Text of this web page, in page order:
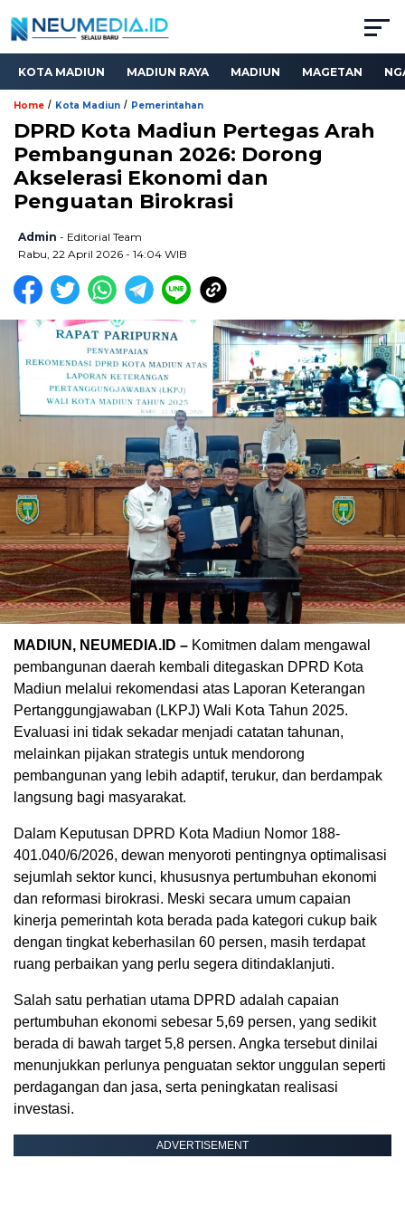
KOTA MADIUN MADIUN RAYA MADIUN MAGETAN
Home / Kota Madiun / Pemerintahan
DPRD Kota Madiun Pertegas Arah
Pembangunan 2026: Dorong
Akselerasi Ekonomi dan
Penguatan Birokrasi
Admin - Editorial Team
Rabu, 22 April 2026 - 14:04 WIB
MADIUN, NEUMEDIA.ID – Komitmen dalam mengawal
pembangunan daerah kembali ditegaskan DPRD Kota
Madiun melalui rekomendasi atas Laporan Keterangan
Pertanggungjawaban (LKPJ) Wali Kota Tahun 2025.
Evaluasi ini tidak sekadar menjadi catatan tahunan,
melainkan pijakan strategis untuk mendorong
pembangunan yang lebih adaptif, terukur, dan berdampak
langsung bagi masyarakat.
Dalam Keputusan DPRD Kota Madiun Nomor 188-
401.040/6/2026, dewan menyoroti pentingnya optimalisasi
sejumlah sektor kunci, khususnya pertumbuhan ekonomi
dan reformasi birokrasi. Meski secara umum capaian
kinerja pemerintah kota berada pada kategori cukup baik
dengan tingkat keberhasilan 60 persen, masih terdapat
ruang perbaikan yang perlu segera ditindaklanjuti.
Salah satu perhatian utama DPRD adalah capaian
pertumbuhan ekonomi sebesar 5,69 persen, yang sedikit
berada di bawah target 5,8 persen. Angka tersebut dinilai
menunjukkan perlunya penguatan sektor unggulan seperti
perdagangan dan jasa, serta peningkatan realisasi
investasi.
ADVERTISEMENT